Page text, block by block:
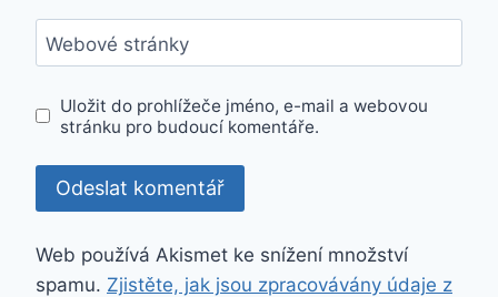
Webové stránky
Uložit do prohlížeče jméno, e-mail a webovou
stránku pro budoucí komentáře.
Web používá Akismet ke snížení množství
spamu. Zjistěte, jak jsou zpracovávány údaje z